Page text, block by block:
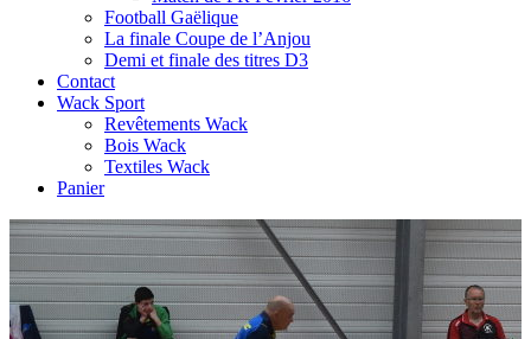
Football Gaëlique
La finale Coupe de l’Anjou
Demi et finale des titres D3
Contact
Wack Sport
Revêtements Wack
Bois Wack
Textiles Wack
Panier